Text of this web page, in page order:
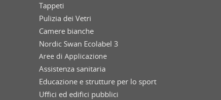
Tappeti
Pulizia dei Vetri
Camere bianche
Nordic Swan Ecolabel 3
Aree di Applicazione
Assistenza sanitaria
Educazione e strutture per lo sport
Uffici ed edifici pubblici